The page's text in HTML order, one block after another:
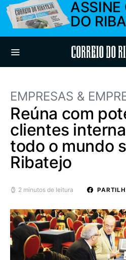
ASSINE
DO
Correio do
EMPRESAS &
Reúna com
clientes
todo o mundo
Ribatejo
2 minutos de leitura